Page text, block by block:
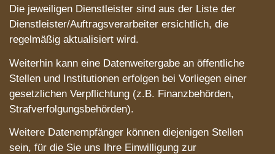
Die jeweiligen Dienstleister sind aus der Liste der
Dienstleister/Auftragsverarbeiter ersichtlich, die
regelmäßig aktualisiert wird.
Weiterhin kann eine Datenweitergabe an öffentliche
Stellen und Institutionen erfolgen bei Vorliegen einer
gesetzlichen Verpflichtung (z.B. Finanzbehörden,
Strafverfolgungsbehörden).
Weitere Datenempfänger können diejenigen Stellen
sein, für die Sie uns Ihre Einwilligung zur